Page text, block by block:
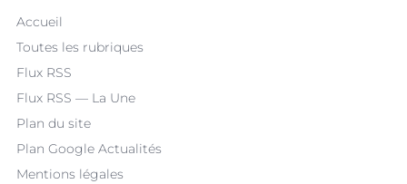
Accueil
Toutes les rubriques
Flux RSS
Flux RSS — La Une
Plan du site
Plan Google Actualités
Mentions légales